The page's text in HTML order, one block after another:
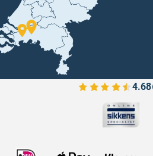
4.68
Bekijk de